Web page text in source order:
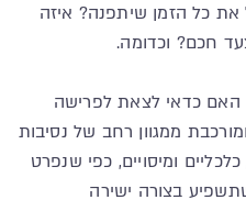
את כל הזמן שיתפנה? איזה
חכם? וכדומה.
כדאי לצאת לפרישה
ממגוון רחב של נסיבות
ומיסויים, כפי שנפרט
בצורה ישירה